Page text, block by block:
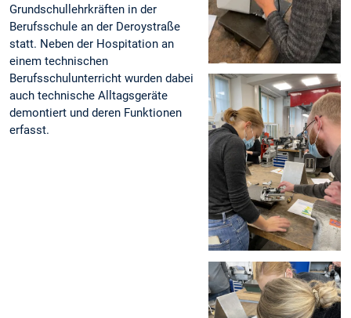
Grundschullehrkräften in der
Berufsschule an der Deroystraße
statt. Neben der Hospitation an
einem technischen
Berufsschulunterricht wurden dabei
auch technische Alltagsgeräte
demontiert und deren Funktionen
erfasst.